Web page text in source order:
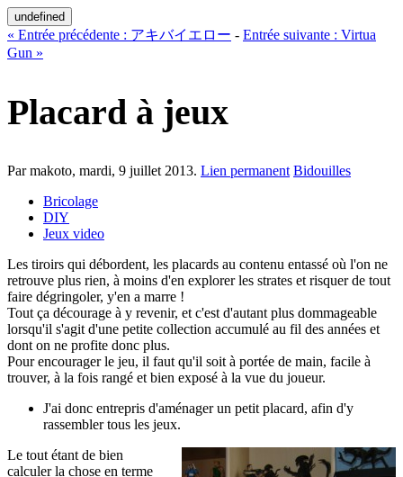
undefined
« Entrée précédente : アキバイエロー - Entrée suivante : Virtua
Gun »
Placard à jeux
Par makoto, mardi, 9 juillet 2013. Lien permanent Bidouilles
Bricolage
DIY
Jeux video
Les tiroirs qui débordent, les placards au contenu entassé où l'on ne
retrouve plus rien, à moins d'en explorer les strates et risquer de tout
faire dégringoler, y'en a marre !
Tout ça décourage à y revenir, et c'est d'autant plus dommageable
lorsqu'il s'agit d'une petite collection accumulé au fil des années et
dont on ne profite donc plus.
Pour encourager le jeu, il faut qu'il soit à portée de main, facile à
trouver, à la fois rangé et bien exposé à la vue du joueur.
J'ai donc entrepris d'aménager un petit placard, afin d'y
rassembler tous les jeux.
Le tout étant de bien
calculer la chose en terme